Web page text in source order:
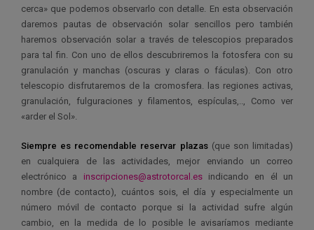
cerca» que podemos observarlo con detalle. En esta observación
daremos pautas de observación solar sencillos pero también
haremos observación solar a través de telescopios preparados
para tal fin. Con uno de ellos descubriremos la fotosfera con su
granulación y manchas (oscuras y claras o fáculas). Con otro
telescopio disfrutaremos de la cromosfera. las regiones activas,
granulación, fulguraciones y filamentos, espículas,.., Como ver
«arder el Sol».
Siempre es recomendable reservar plazas (que son limitadas)
en cualquiera de las actividades, mejor enviando un correo
electrónico a inscripciones@astrotorcal.esindicando en él un
nombre (de contacto), cuántos sois, el día y especialmente un
número móvil de contacto porque si la actividad sufre algún
cambio, en la medida de lo posible le avisaríamos mediante